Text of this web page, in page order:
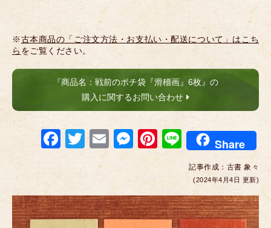
※古本商品の「ご注文方法・お支払い・配送について」はこち
ら をご覧ください。
『商品名：戦前のポチ袋『滑稽画』6枚』の
購入に関するお問い合わせ
F
e
b
T
wi
tt
er
E
m
ail
M
e
e
n
Pi
nt
er
e
st
Li
n
e
Share
記事作成： 古書 象々
(2024年4月4日 更新)